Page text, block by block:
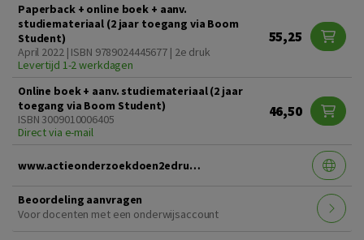
Paperback + online boek + aanv.
studiemateriaal (2 jaar toegang via Boom
Student)
April 2022 | ISBN 9789024445677 | 2e druk
Levertijd 1-2 werkdagen
55,25
Online boek + aanv. studiemateriaal (2 jaar
toegang via Boom Student)
ISBN 3009010006405
Direct via e-mail
46,50
www.actieonderzoekdoen2edruk.nl
Beoordeling aanvragen
Voor docenten met een onderwijsaccount